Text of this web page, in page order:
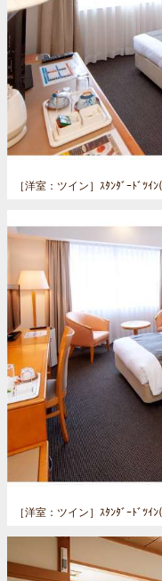
［洋室：ツイン］ ｽﾀﾝﾀﾞｰﾄﾞﾂｲ
［洋室：ツイン］ ｽﾀﾝﾀﾞｰﾄﾞﾂｲ